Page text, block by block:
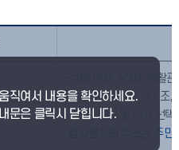
-성별(여자, 남자), 생활
- 식사 2식(조, 중식 / 조,
- 성별, 호실 및 식사 선
-입사원서의 주소는 주